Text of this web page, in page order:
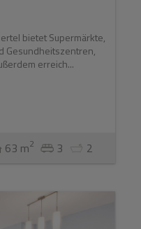
bietet Supermärkte,
Gesundheitszentren,
erreich...
63 m2 3 2